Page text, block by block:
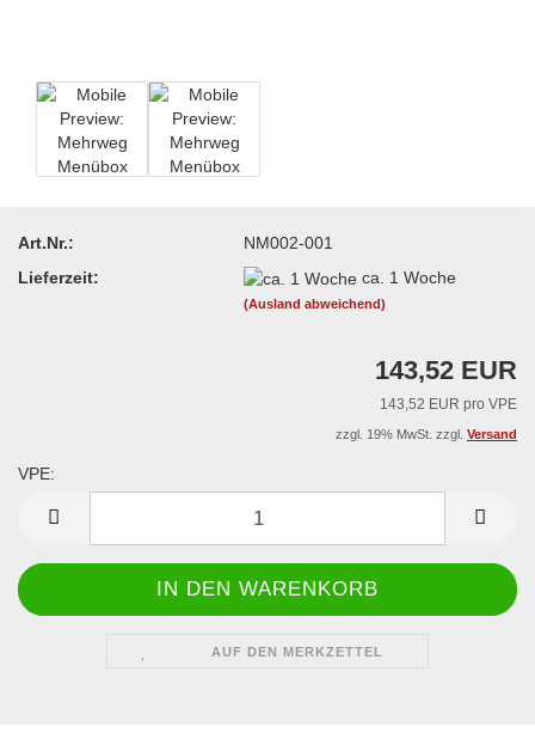
Art.Nr.:
NM002-001
Lieferzeit:
ca. 1 Woche
(Ausland abweichend)
143,52 EUR
143,52 EUR pro VPE
zzgl. 19% MwSt. zzgl. Versand
VPE:
AUF DEN MERKZETTEL